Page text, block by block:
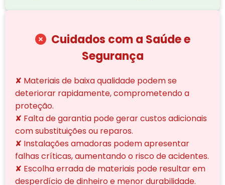
Cuidados com a Saúde e
Segurança
✘ Materiais de baixa qualidade podem se
deteriorar rapidamente, comprometendo a
proteção.
✘ Falta de garantia pode gerar custos adicionais
com substituições ou reparos.
✘ Instalações amadoras podem apresentar
falhas críticas, aumentando o risco de acidentes.
✘ Escolha errada de materiais pode resultar em
desperdício de dinheiro e menor durabilidade.